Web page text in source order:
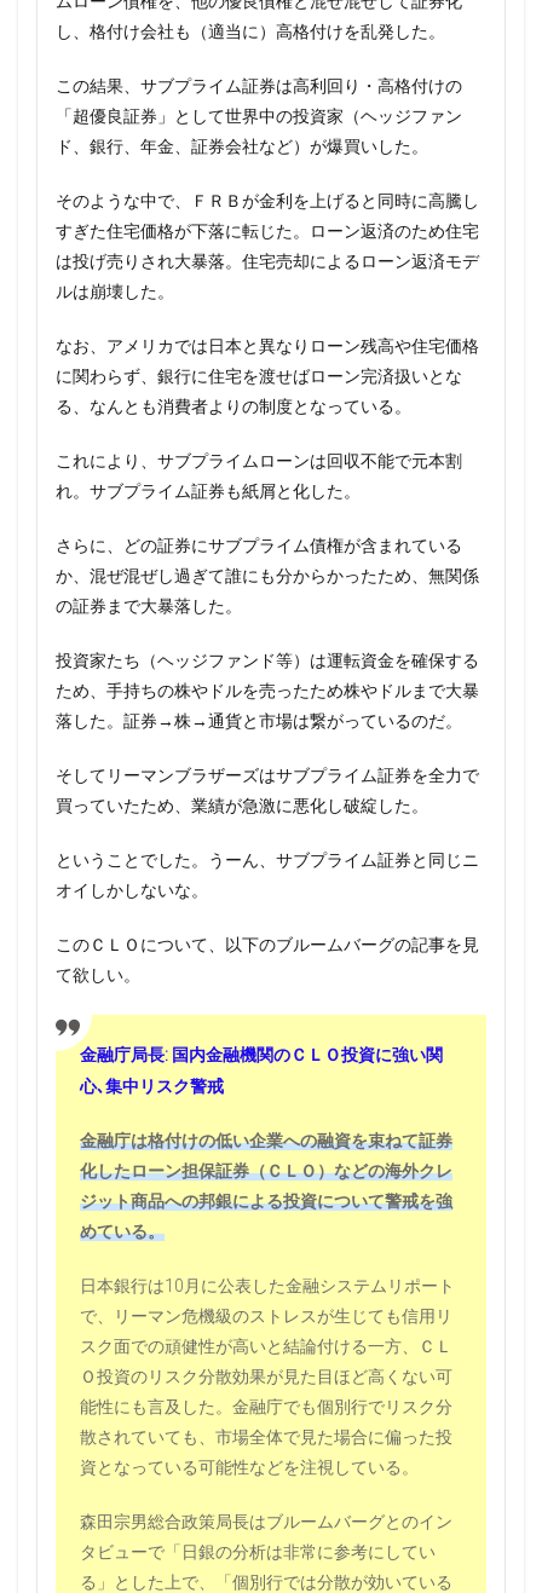
し、格付け会社も（適当に）高格付けを乱発した。
この結果、サブプライム証券は高利回り・高格付けの
「超優良証券」として世界中の投資家（ヘッジファン
ド、銀行、年金、証券会社など）が爆買いした。
そのような中で、ＦＲＢが金利を上げると同時に高騰し
すぎた住宅価格が下落に転じた。ローン返済のため住宅
は投げ売りされ大暴落。住宅売却によるローン返済モデ
ルは崩壊した。
なお、アメリカでは日本と異なりローン残高や住宅価格
に関わらず、銀行に住宅を渡せばローン完済扱いとな
る、なんとも消費者よりの制度となっている。
これにより、サブプライムローンは回収不能で元本割
れ。サブプライム証券も紙屑と化した。
さらに、どの証券にサブプライム債権が含まれている
か、混ぜ混ぜし過ぎて誰にも分からかったため、無関係
の証券まで大暴落した。
投資家たち（ヘッジファンド等）は運転資金を確保する
ため、手持ちの株やドルを売ったため株やドルまで大暴
落した。証券→株→通貨と市場は繋がっているのだ。
そしてリーマンブラザーズはサブプライム証券を全力で
買っていたため、業績が急激に悪化し破綻した。
ということでした。うーん、サブプライム証券と同じニ
オイしかしないな。
このＣＬＯについて、以下のブルームバーグの記事を見
て欲しい。
金融庁局長: 国内金融機関のＣＬＯ投資に強い関
心､集中リスク警戒
金融庁は格付けの低い企業への融資を束ねて証券
化したローン担保証券（ＣＬＯ）などの海外クレ
ジット商品への邦銀による投資について警戒を強
めている。
日本銀行は10月に公表した金融システムリポート
で、リーマン危機級のストレスが生じても信用リ
スク面での頑健性が高いと結論付ける一方、ＣＬ
Ｏ投資のリスク分散効果が見た目ほど高くない可
能性にも言及した。金融庁でも個別行でリスク分
散されていても、市場全体で見た場合に偏った投
資となっている可能性などを注視している。
森田宗男総合政策局長はブルームバーグとのイン
タビューで「日銀の分析は非常に参考にしてい
る」とした上で、「個別行では分散が効いている